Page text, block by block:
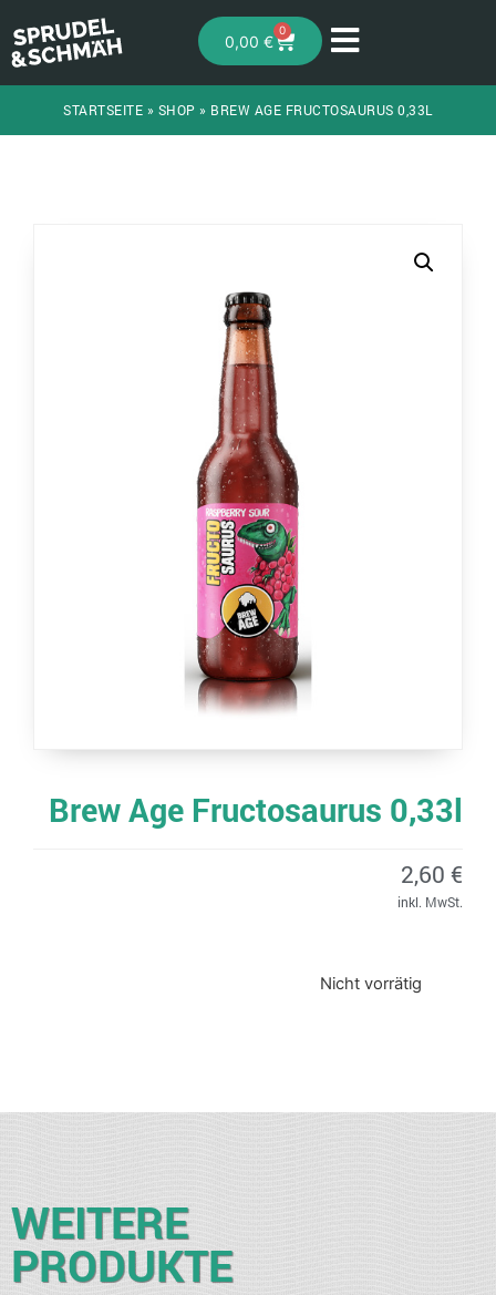
0,00€
0
STARTSEITE » SHOP » BREW AGE FRUCTOSAURUS 0,33L
Brew Age Fructosaurus 0,33l
2,60 €
inkl. MwSt.
Nicht vorrätig
WEITERE
PRODUKTE